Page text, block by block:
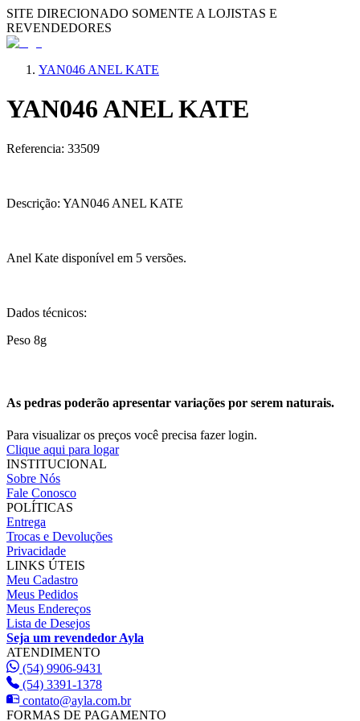
SITE DIRECIONADO SOMENTE A LOJISTAS E
REVENDEDORES
YAN046 ANEL KATE
YAN046 ANEL KATE
Referencia: 33509
Descrição: YAN046 ANEL KATE
Anel Kate disponível em 5 versões.
Dados técnicos:
Peso 8g
As pedras poderão apresentar variações por serem naturais.
Para visualizar os preços você precisa fazer login.
Clique aqui para logar
INSTITUCIONAL
Sobre Nós
Fale Conosco
POLÍTICAS
Entrega
Trocas e Devoluções
Privacidade
LINKS ÚTEIS
Meu Cadastro
Meus Pedidos
Meus Endereços
Lista de Desejos
Seja um revendedor Ayla
ATENDIMENTO
(54) 9906-9431
(54) 3391-1378
contato@ayla.com.br
FORMAS DE PAGAMENTO